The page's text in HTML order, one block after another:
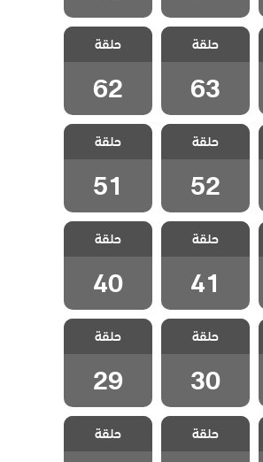
مسلسل الازقة
الخلفية مدبلج
الحلقة 63
حلقة
63
مسلسل الازقة
الخلفية مدبلج
الحلقة 62
حلقة
62
مسلسل الازقة
الخلفية مدبلج
الحلقة 52
حلقة
52
مسلسل الازقة
الخلفية مدبلج
الحلقة 51
حلقة
51
مسلسل الازقة
الخلفية مدبلج
الحلقة 41
حلقة
41
مسلسل الازقة
الخلفية مدبلج
الحلقة 40
حلقة
40
مسلسل الازقة
الخلفية مدبلج
الحلقة 30
حلقة
30
مسلسل الازقة
الخلفية مدبلج
الحلقة 29
حلقة
29
مسلسل الازقة
الخلفية مدبلج
الحلقة 19
حلقة
مسلسل الازقة
الخلفية مدبلج
الحلقة 18
حلقة